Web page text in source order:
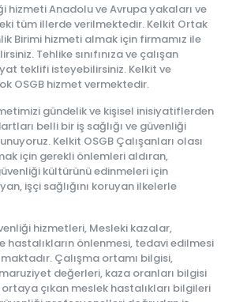
hizmeti Anadolu ve Avrupa yakaları ve
tüm illerde verilmektedir. Kelkit Ortak
Birimi hizmeti almak için firmamız ile
Tehlike sınıfınıza ve çalışan
teklifi isteyebilirsiniz. Kelkit ve
OSGB hizmet vermektedir.
gündelik ve kişisel inisiyatiflerden
belli bir iş sağlığı ve güvenliği
Kelkit OSGB Çalışanları olası
için gerekli önlemleri aldıran,
kültürünü edinmeleri için
işçi sağlığını koruyan ilkelerle
hizmetleri, Mesleki kazalar,
hastalıkların önlenmesi, tedavi edilmesi
Çalışma ortamı bilgisi,
değerleri, kaza oranları bilgisi
çıkan meslek hastalıkları bilgileri